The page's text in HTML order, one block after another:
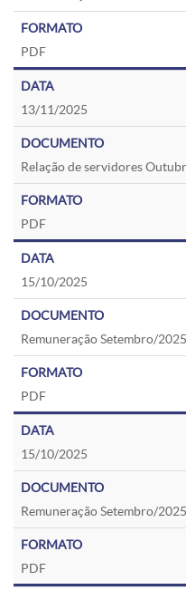
PDF
13/11/2025
Relação de servidores
PDF
15/10/2025
Remuneração Setembro/2025
PDF
15/10/2025
Remuneração Setembro/
PDF